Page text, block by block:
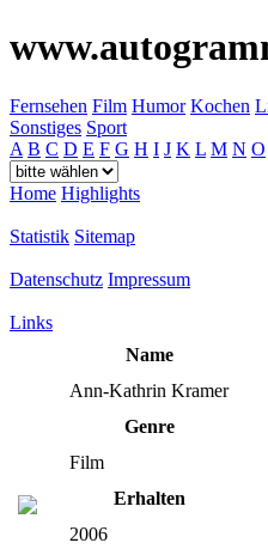
Fernsehen Film Humor Kochen
Sonstiges Sport
A B C D E F G H I J K L M N O
Home Highlights
Statistik Sitemap
Datenschutz Impressum
Links
Name
Ann-Kathrin Kramer
Genre
Film
Erhalten
2006